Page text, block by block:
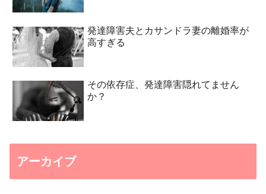
発達障害夫とカサンドラ妻の離婚率が
高すぎる
その依存症、発達障害隠れてません
か？
アーカイブ